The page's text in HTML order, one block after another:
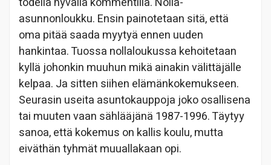
asunnonloukku. Ensin painotetaan sitä, että
oma pitää saada myytyä ennen uuden
hankintaa. Tuossa nollaloukussa kehoitetaan
kyllä johonkin muuhun mikä ainakin välittäjälle
kelpaa. Ja sitten siihen elämänkokemukseen.
Seurasin useita asuntokauppoja joko osallisena
tai muuten vaan sählääjänä 1987-1996. Täytyy
sanoa, että kokemus on kallis koulu, mutta
eiväthän tyhmät muuallakaan opi.